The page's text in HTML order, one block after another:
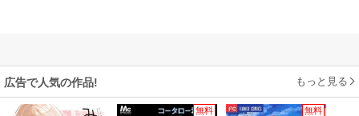
広告で人気の作品! もっと見る
無料 無料